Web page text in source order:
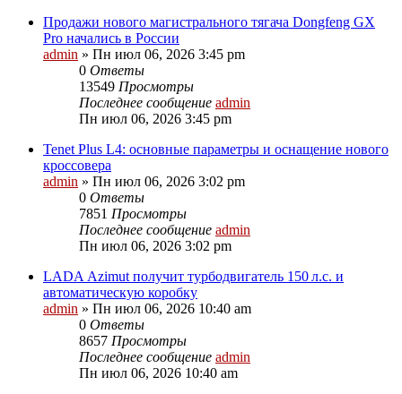
Продажи нового магистрального тягача Dongfeng GX
Pro начались в России
admin » Пн июл 06, 2026 3:45 pm
0 Ответы
13549 Просмотры
Последнее сообщение admin
Пн июл 06, 2026 3:45 pm
Tenet Plus L4: основные параметры и оснащение нового
кроссовера
admin » Пн июл 06, 2026 3:02 pm
0 Ответы
7851 Просмотры
Последнее сообщение admin
Пн июл 06, 2026 3:02 pm
LADA Azimut получит турбодвигатель 150 л.с. и
автоматическую коробку
admin » Пн июл 06, 2026 10:40 am
0 Ответы
8657 Просмотры
Последнее сообщение admin
Пн июл 06, 2026 10:40 am